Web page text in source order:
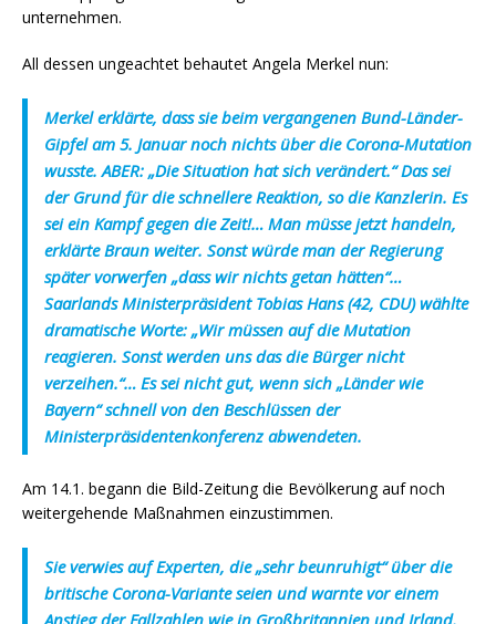
unternehmen.
All dessen ungeachtet behautet Angela Merkel nun:
Merkel erklärte, dass sie beim vergangenen Bund-Länder-
Gipfel am 5. Januar noch nichts über die Corona-Mutation
wusste. ABER: „Die Situation hat sich verändert.“ Das sei
der Grund für die schnellere Reaktion, so die Kanzlerin. Es
sei ein Kampf gegen die Zeit!… Man müsse jetzt handeln,
erklärte Braun weiter. Sonst würde man der Regierung
später vorwerfen „dass wir nichts getan hätten“…
Saarlands Ministerpräsident Tobias Hans (42, CDU) wählte
dramatische Worte: „Wir müssen auf die Mutation
reagieren. Sonst werden uns das die Bürger nicht
verzeihen.“… Es sei nicht gut, wenn sich „Länder wie
Bayern“ schnell von den Beschlüssen der
Ministerpräsidentenkonferenz abwendeten.
Am 14.1. begann die Bild-Zeitung die Bevölkerung auf noch
weitergehende Maßnahmen einzustimmen.
Sie verwies auf Experten, die „sehr beunruhigt“ über die
britische Corona-Variante seien und warnte vor einem